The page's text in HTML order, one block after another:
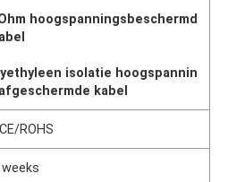
hoogspanningsbeschermd
isolatie hoogspannin
kabel
ROHS